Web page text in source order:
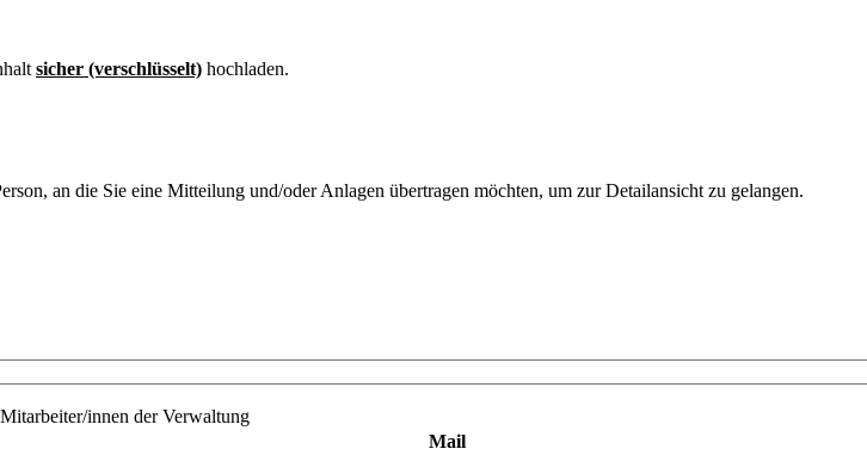
sicher (verschlüsselt) hochladen.
an die Sie eine Mitteilung und/oder Anlagen übertragen möchten, um zur Detailansicht zu gelangen.
innen der Verwaltung
Mail